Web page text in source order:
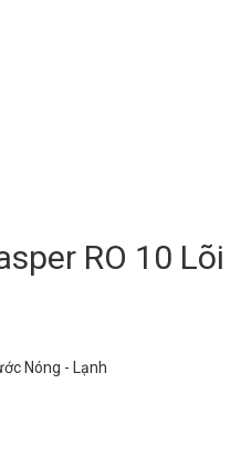
RO 10 Lõi
Nóng - Lạnh